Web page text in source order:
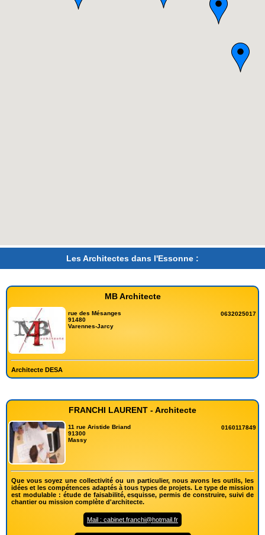
Les Architectes dans l'Essonne :
MB Architecte
rue des Mésanges
91480
Varennes-Jarcy
0632025017
Architecte DESA
FRANCHI LAURENT - Architecte
11 rue Aristide Briand
91300
Massy
0160117849
Que vous soyez une collectivité ou un particulier, nous avons les outils, les
idées et les compétences adaptés à tous types de projets. Le type de mission
est modulable : étude de faisabilité, esquisse, permis de construire, suivi de
chantier ou mission complète d'architecte.
Mail : cabinet.franchi@hotmail.fr